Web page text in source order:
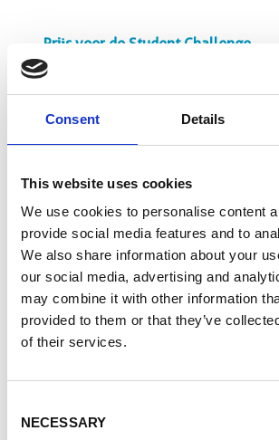
Consent Details
This website uses cookies
We use cookies to personalise content
provide social media features and to
We also share information about your
our social media, advertising and
may combine it with other information
provided to them or that they’ve
of their services.
Selection
NECESSARY
Prijs voor de Student Challenge
Laureaat: Inzending “18 en nu?” –
sector heeft geïdentificeerd, de
heeft geanalyseerd en innovatieve
oplossingspistes heeft voorgesteld.
Het team overtuigde de jury met
“18 en nu?”, dat jongeren wil
stappen die verbonden zijn aan hun
meerderjarigheid. Via een
platform, gepersonaliseerde inhoud
versterkt het de autonomie van